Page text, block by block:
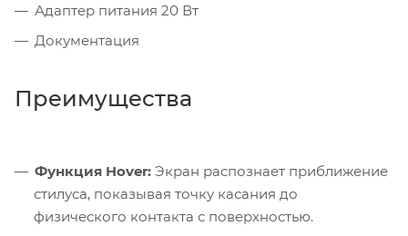
Адаптер питания 20 Вт
Документация
Преимущества
Функция Hover: Экран распознает приближение
стилуса, показывая точку касания до
физического контакта с поверхностью.